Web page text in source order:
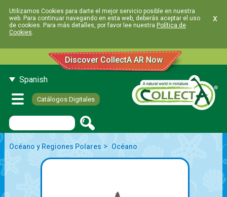
Utilizamos Cookies para darte el mejor servicio posible en nuestra
web. Para continuar navegando en esta web, deberás aceptar el uso
de cookies. Para más detalles, por favor lee nuestra Política de
Cookies.
x
Discover CollectA AR Now
Spanish
Catálogos Digitales
Océano y Regiones Polares > Océano